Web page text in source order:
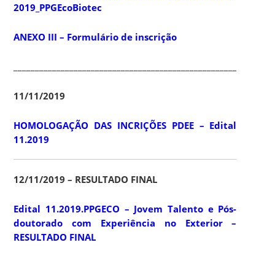
2019_PPGEcoBiotec
ANEXO III – Formulário de inscrição
11/11/2019
HOMOLOGAÇÃO DAS INCRIÇÕES PDEE – Edital
11.2019
12/11/2019 – RESULTADO FINAL
Edital 11.2019.PPGECO – Jovem Talento e Pós-
doutorado com Experiência no Exterior –
RESULTADO FINAL